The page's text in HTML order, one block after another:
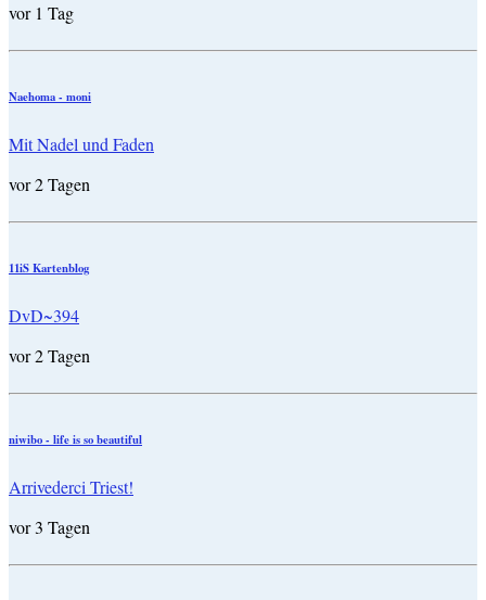
vor 1 Tag
Naehoma - moni
Mit Nadel und Faden
vor 2 Tagen
11iS Kartenblog
DvD~394
vor 2 Tagen
niwibo - life is so beautiful
Arrivederci Triest!
vor 3 Tagen